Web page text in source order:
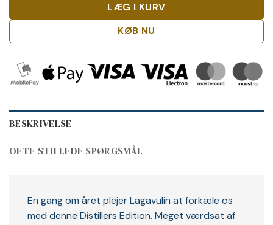
LÆG I KURV
KØB NU
BESKRIVELSE
OFTE STILLEDE SPØRGSMÅL
En gang om året plejer Lagavulin at forkæle os
med denne Distillers Edition. Meget værdsat af